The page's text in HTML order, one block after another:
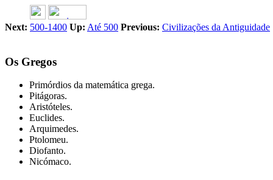
Next: 500-1400 Up: Até 500 Previous: Civilizações da Antiguidade
Os Gregos
Primórdios da matemática grega.
Pitágoras.
Aristóteles.
Euclides.
Arquimedes.
Ptolomeu.
Diofanto.
Nicómaco.